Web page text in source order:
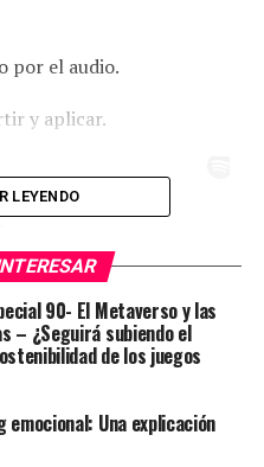
por el audio.
y aplicar.
LEYENDO
90- El Metaverso y las
– ¿Seguirá subiendo el
de los juegos
Una explicación